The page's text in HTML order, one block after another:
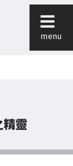
menu
靈